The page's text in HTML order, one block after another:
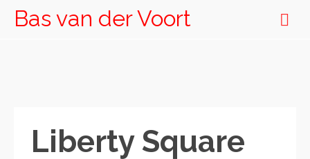
Bas van der Voort
Liberty Square